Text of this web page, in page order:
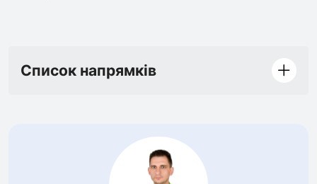
Список напрямків